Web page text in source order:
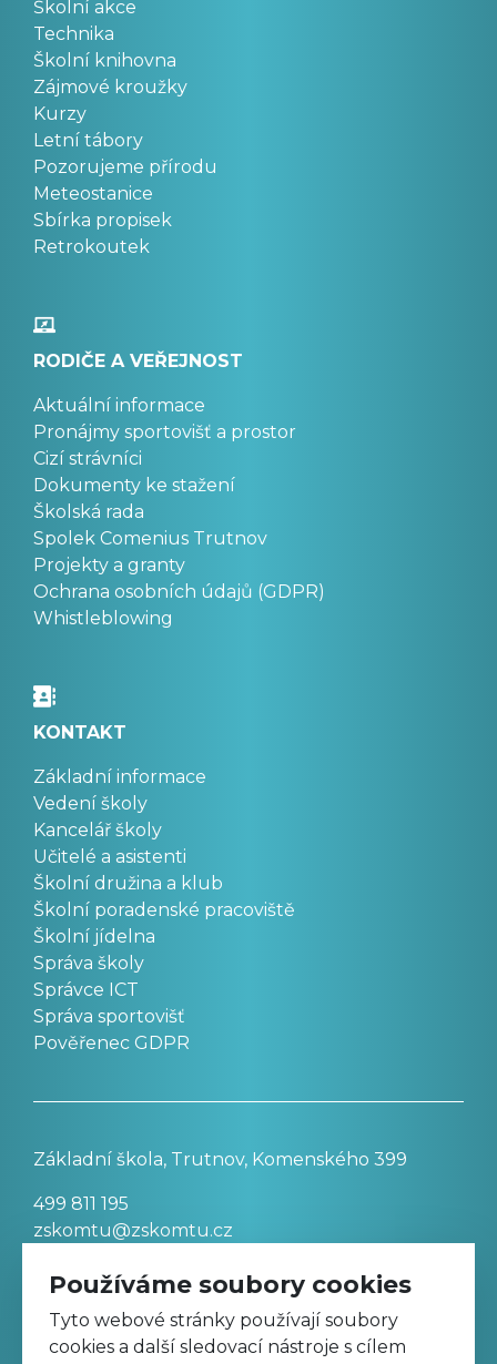
Školní akce
Technika
Školní knihovna
Zájmové kroužky
Kurzy
Letní tábory
Pozorujeme přírodu
Meteostanice
Sbírka propisek
Retrokoutek
RODIČE A VEŘEJNOST
Aktuální informace
Pronájmy sportovišť a prostor
Cizí strávníci
Dokumenty ke stažení
Školská rada
Spolek Comenius Trutnov
Projekty a granty
Ochrana osobních údajů (GDPR)
Whistleblowing
KONTAKT
Základní informace
Vedení školy
Kancelář školy
Učitelé a asistenti
Školní družina a klub
Školní poradenské pracoviště
Školní jídelna
Správa školy
Správce ICT
Správa sportovišť
Pověřenec GDPR
Základní škola, Trutnov, Komenského 399
499 811 195
zskomtu@zskomtu.cz
Prohlášení o přístupnosti stránek
Nastavení cookies
Používáme soubory cookies
Tyto webové stránky používají soubory
cookies a další sledovací nástroje s cílem